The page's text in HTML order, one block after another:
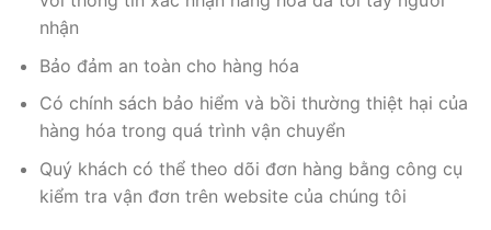
nhận
Bảo đảm an toàn cho hàng hóa
Có chính sách bảo hiểm và bồi thường thiệt hại của
hàng hóa trong quá trình vận chuyển
Quý khách có thể theo dõi đơn hàng bằng công cụ
kiểm tra vận đơn trên website của chúng tôi